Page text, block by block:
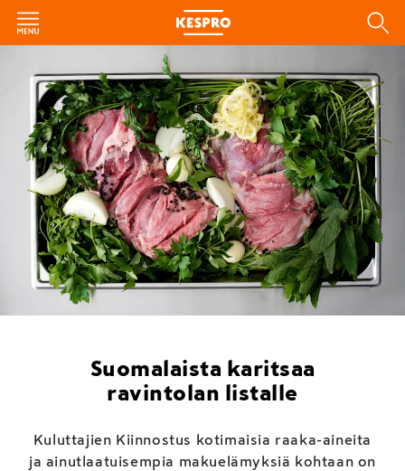
Suomalaista karitsaa
ravintolan listalle
Kuluttajien Kiinnostus kotimaisia raaka-aineita
ja ainutlaatuisempia makuelämyksiä kohtaan on